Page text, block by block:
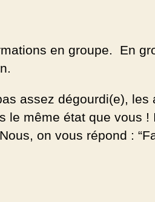
en groupe. En
assez dégourdi(e),
même état que vous
on vous répond :